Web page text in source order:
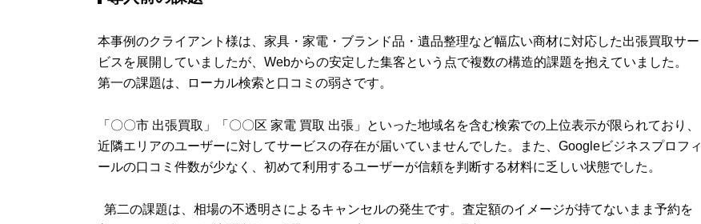
本事例のクライアント様は、家具・家電・ブランド品・遺品整理など幅広い商材に対応した出張買取サー
ビスを展開していましたが、Webからの安定した集客という点で複数の構造的課題を抱えていました。
第一の課題は、ローカル検索と口コミの弱さです。
「〇〇市 出張買取」「〇〇区 家電 買取 出張」といった地域名を含む検索での上位表示が限られており、
近隣エリアのユーザーに対してサービスの存在が届いていませんでした。また、Googleビジネスプロフィ
ールの口コミ件数が少なく、初めて利用するユーザーが信頼を判断する材料に乏しい状態でした。
第二の課題は、相場の不透明さによるキャンセルの発生です。査定額のイメージが持てないまま予約を